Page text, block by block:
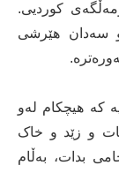
کوردیی.
سەدان هێرشی
کە هیچکام لەو
و زێد و خاک
بدات، بەڵام